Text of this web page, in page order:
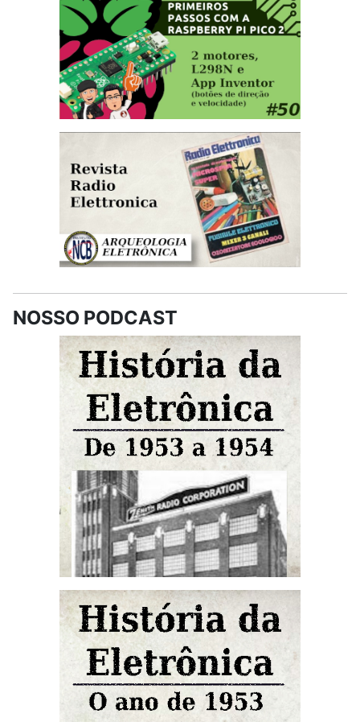
NOSSO PODCAST